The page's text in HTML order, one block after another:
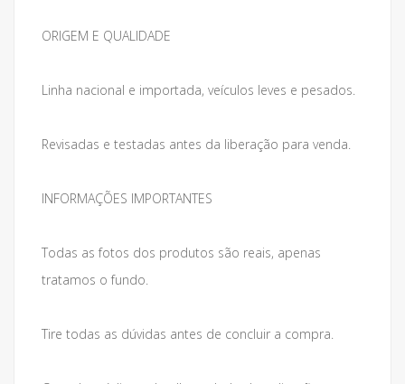
ORIGEM E QUALIDADE
Linha nacional e importada, veículos leves e pesados.
Revisadas e testadas antes da liberação para venda.
INFORMAÇÕES IMPORTANTES
Todas as fotos dos produtos são reais, apenas
tratamos o fundo.
Tire todas as dúvidas antes de concluir a compra.